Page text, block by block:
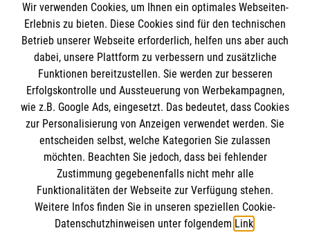
Empfänger: Malteser Hilfsdienst e.V.
IBAN: DE10 3706 0120 1201 2000 12
BIC: GENODED 1PA7
Newsletter abonnieren
Wir verwenden Cookies, um Ihnen ein optimales Webseiten-
Erlebnis zu bieten. Diese Cookies sind für den technischen
Betrieb unserer Webseite erforderlich, helfen uns aber auch
dabei, unsere Plattform zu verbessern und zusätzliche
Funktionen bereitzustellen. Sie werden zur besseren
Erfolgskontrolle und Aussteuerung von Werbekampagnen,
wie z.B. Google Ads, eingesetzt. Das bedeutet, dass Cookies
zur Personalisierung von Anzeigen verwendet werden. Sie
entscheiden selbst, welche Kategorien Sie zulassen
möchten. Beachten Sie jedoch, dass bei fehlender
Zustimmung gegebenenfalls nicht mehr alle
Funktionalitäten der Webseite zur Verfügung stehen.
Weitere Infos finden Sie in unseren speziellen Cookie-
Datenschutzhinweisen unter folgendem Link.